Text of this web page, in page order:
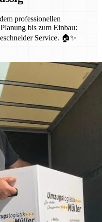
professionellen
bis zum Einbau:
Service. 🏠✨